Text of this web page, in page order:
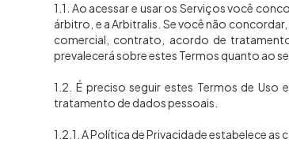
1.1. Ao acessar e usar os Serviços você
árbitro, e a Arbitralis. Se você não
comercial, contrato, acordo de
prevalecerá sobre estes Termos quanto ao
1.2. É preciso seguir estes Termos de
tratamento de dados pessoais.
1.2.1. A Política de Privacidade estabelece